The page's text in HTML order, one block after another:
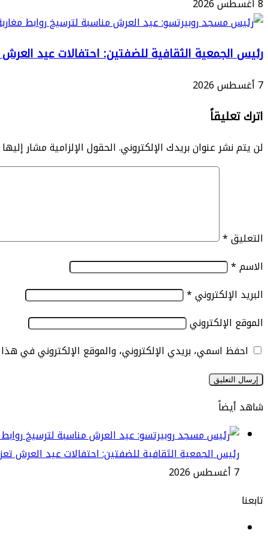
8 أغسطس 2026
رئيس الجمعية الثقافية للضفتين: احتفالات عيد العرش
7 أغسطس 2026
اترك تعليقاً
لن يتم نشر عنوان بريدك الإلكتروني.الحقول الإلزامية مشار إليها
التعليق*
الاسم*
البريد الإلكتروني*
الموقع الإلكتروني
احفظ اسمي، بريدي الإلكتروني، والموقع الإلكتروني في
شاهد أيضاً
رئيس الجمعية الثقافية للضفتين: احتفالات عيد العرش
7 أغسطس 2026
تابعنا